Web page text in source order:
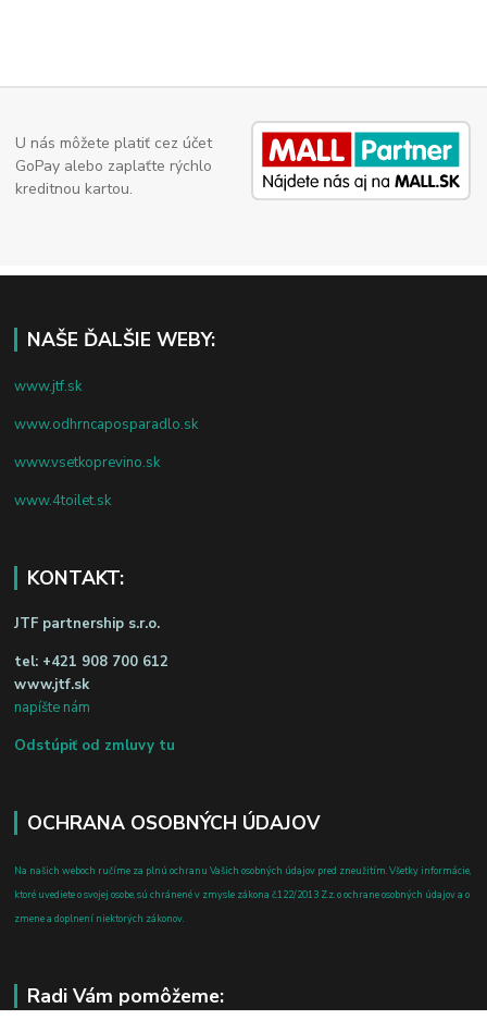
U nás môžete platiť cez účet
GoPay alebo zaplaťte rýchlo
kreditnou kartou.
NAŠE ĎALŠIE WEBY:
www.jtf.sk
www.odhrncaposparadlo.sk
www.vsetkoprevino.sk
www.4toilet.sk
KONTAKT:
JTF partnership s.r.o.
tel: +421 908 700 612
www.jtf.sk
napíšte nám
Odstúpiť od zmluvy tu
OCHRANA OSOBNÝCH ÚDAJOV
Na našich weboch ručíme za plnú ochranu Vašich osobných údajov pred zneužitím. Všetky informácie,
ktoré uvediete o svojej osobe, sú chránené v zmysle zákona č.122/2013 Z.z. o ochrane osobných údajov a o
zmene a doplnení niektorých zákonov.
Radi Vám pomôžeme: